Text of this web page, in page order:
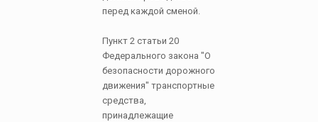
перед каждой сменой.
Пункт 2 статьи 20
Федерального закона "О
безопасности дорожного
движения" транспортные
средства,
принадлежащие